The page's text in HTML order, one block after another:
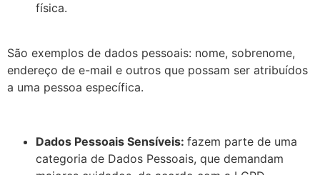
física.
São exemplos de dados pessoais: nome, sobrenome,
endereço de e-mail e outros que possam ser atribuídos
a uma pessoa específica.
Dados Pessoais Sensíveis: fazem parte de uma
categoria de Dados Pessoais, que demandam